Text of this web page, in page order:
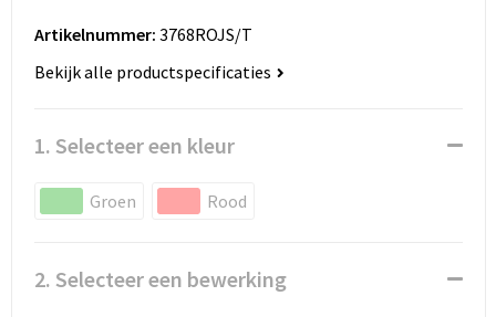
Artikelnummer: 3768ROJS/T
Bekijk alle productspecificaties
1. Selecteer een kleur
Groen Rood
2. Selecteer een bewerking